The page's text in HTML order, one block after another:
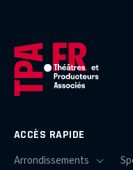
ACCÈS RAPIDE